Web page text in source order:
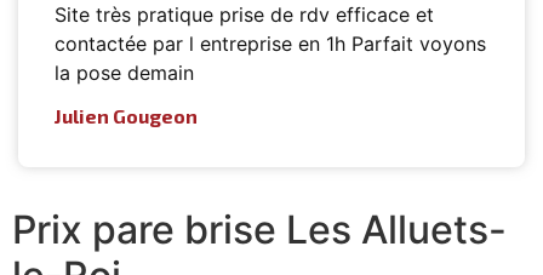
Site très pratique prise de rdv efficace et
contactée par l entreprise en 1h Parfait voyons
la pose demain
Julien Gougeon
Prix pare brise Les Alluets-